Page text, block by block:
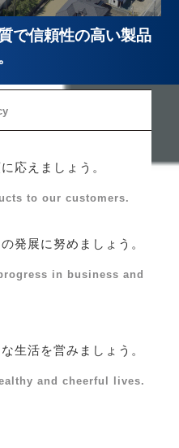
で信頼性の高い製品
応えましょう。
to our customers.
発展に努めましょう。
in business and
生活を営みましょう。
and cheerful lives.